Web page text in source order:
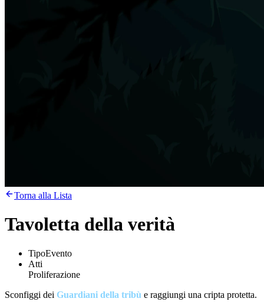
Torna alla Lista
Tavoletta della verità
TipoEvento
Atti
Proliferazione
Sconfiggi dei Guardiani della tribù e raggiungi una cripta protetta.